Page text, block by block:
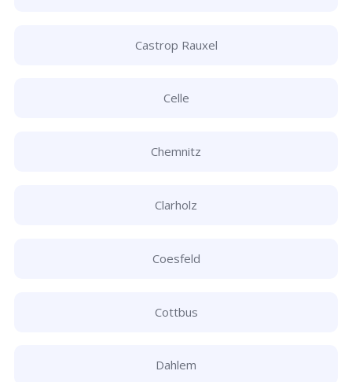
Castrop Rauxel
Celle
Chemnitz
Clarholz
Coesfeld
Cottbus
Dahlem